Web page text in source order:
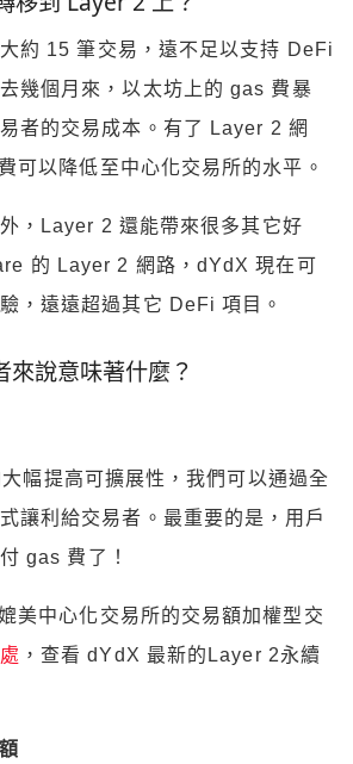
約 15 筆交易，遠不足以支持 DeFi
幾個月來，以太坊上的 gas 費暴
者的交易成本。有了 Layer 2 網
可以降低至中心化交易所的水平。
，Layer 2 還能帶來很多其它好
的 Layer 2 網路，dYdX 現在可
，遠遠超過其它 DeFi 項目。
說意味著什麼？
幅提高可擴展性，我們可以通過全
讓利給交易者。最重要的是，用戶
gas 費了！
美中心化交易所的交易額加權型交
，查看 dYdX 最新的Layer 2永續